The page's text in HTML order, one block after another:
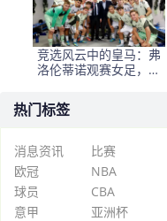
竞选风云中的皇马：弗
洛伦蒂诺观赛女足，穆
热门标签
消息资讯 比赛
欧冠
NBA
球员
CBA
意甲
亚洲杯